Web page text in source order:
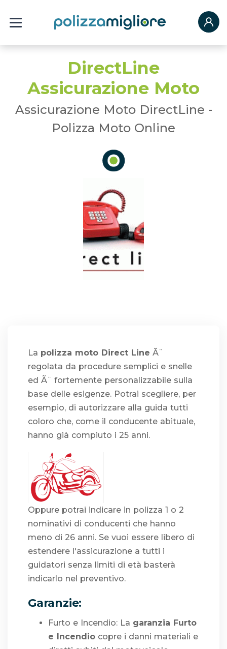
DirectLine
Assicurazione Moto
Assicurazione Moto DirectLine -
Polizza Moto Online
La polizza moto Direct Line Ã¨
regolata da procedure semplici e snelle
ed Ã¨ fortemente personalizzabile sulla
base delle esigenze. Potrai scegliere, per
esempio, di autorizzare alla guida tutti
coloro che, come il conducente abituale,
hanno già compiuto i 25 anni.
Oppure potrai indicare in polizza 1 o 2
nominativi di conducenti che hanno
meno di 26 anni. Se vuoi essere libero di
estendere l'assicurazione a tutti i
guidatori senza limiti di età basterà
indicarlo nel preventivo.
Garanzie:
Furto e Incendio: La garanzia Furto
e Incendio copre i danni materiali e